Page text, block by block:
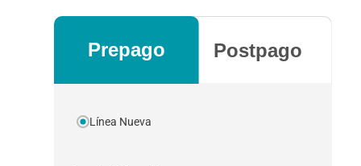
Prepago Postpago
Línea Nueva